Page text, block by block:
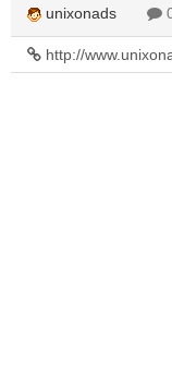
unixonads
http://